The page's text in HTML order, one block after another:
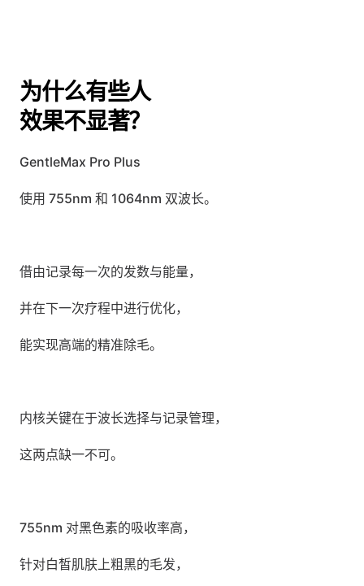
为什么有些人
效果不显著？
GentleMax Pro Plus
使用 755nm 和 1064nm 双波长。
借由记录每一次的发数与能量，
并在下一次疗程中进行优化，
能实现高端的精准除毛。
内核关键在于波长选择与记录管理，
这两点缺一不可。
755nm 对黑色素的吸收率高，
针对白皙肌肤上粗黑的毛发，